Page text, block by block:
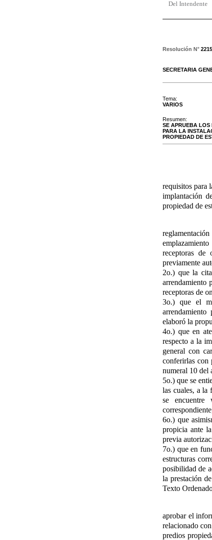
Del Intendente
Resolución N°
SECRETARIA
Tema:
VARIOS
Resumen:
SE APRUEBA LOS
PARA LA
PROPIEDAD DE
requisitos para
implantación
propiedad de
receptoras de
previamente
2o.) que la
arrendamiento
receptoras de
3o.) que el
arrendamiento
elaboró la
4o.) que en
respecto a la
general con
conferirlas con
numeral 10 del
5o.) que se
las cuales, a la
se
6o.) que
propicia ante
previa
7o.) que en
estructuras
posibilidad de
la prestación
Texto
aprobar el
relacionado
predios